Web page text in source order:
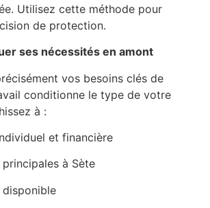
Utilisez cette méthode pour
de protection.
ses nécessités en amont
vos besoins clés de
conditionne le type de votre
à :
et financière
à Sète